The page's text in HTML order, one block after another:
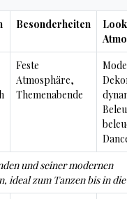
Besonderheiten
Feste
Atmosphäre,
Themenabende
und seiner modernen
ideal zum Tanzen bis in